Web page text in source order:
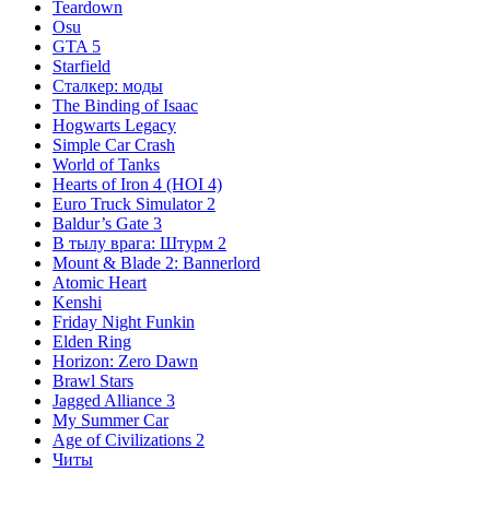
Teardown
Osu
GTA 5
Starfield
Сталкер: моды
The Binding of Isaac
Hogwarts Legacy
Simple Car Crash
World of Tanks
Hearts of Iron 4 (HOI 4)
Euro Truck Simulator 2
Baldur’s Gate 3
В тылу врага: Штурм 2
Mount & Blade 2: Bannerlord
Atomic Heart
Kenshi
Friday Night Funkin
Elden Ring
Horizon: Zero Dawn
Brawl Stars
Jagged Alliance 3
My Summer Car
Age of Civilizations 2
Читы